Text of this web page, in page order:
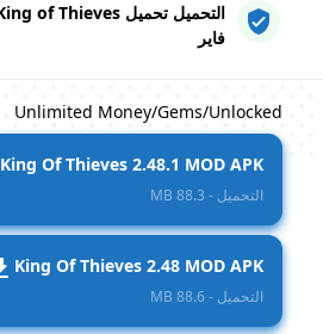
فاير
Unlimited Money/Gems/Unlocked
King Of Thieves 2.48.1 MOD APK
التحميل - 88.3 MB
King Of Thieves 2.48 MOD APK
التحميل - 88.6 MB